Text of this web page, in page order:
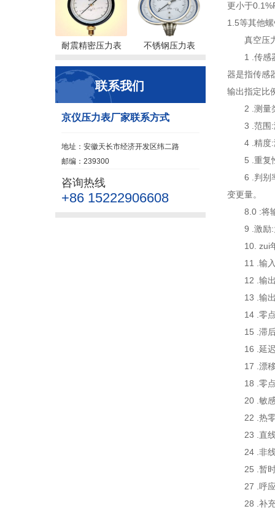
耐震精密压力表 不锈钢压力表
联系我们
京仪压力表厂家联系方式
地址：安徽天长市经济开发区纬二路
邮编：239300
咨询热线
+86 15222906608
更小于
1.5等其他
真空压
1 .传感
器是指传感
输出指定
2 .测
3 .范
4 .精
5 .重
6 .判别
变更量
8.0 :将
9 .激
10. zui
11 .输
12 .输
13 .输
14 .零
15 .滞
16 .延
17 .漂
18 .零
20 .敏
22 .热
23 .直
24 .非
25 .暂
27 .呼
28 .补